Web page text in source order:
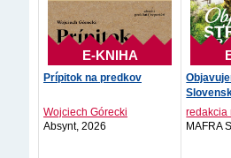
E-KNIHA
Prípitok na predkov
Wojciech Górecki
Absynt, 2026
redakcia
MAFRA